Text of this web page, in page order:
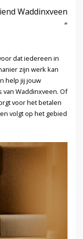
Waddinxveen
dat iedereen in
zijn werk kan
help jij jouw
van Waddinxveen. Of
voor het betalen
volgt op het gebied